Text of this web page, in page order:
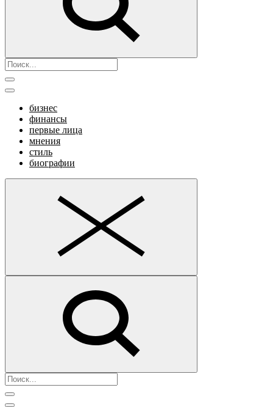
бизнес
финансы
первые лица
мнения
стиль
биографии